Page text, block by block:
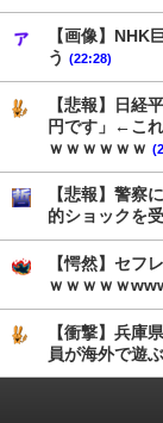
【画像】NHK
う (22:28)
【悲報】日経
円です」←こ
ｗｗｗｗｗｗ
【悲報】警察
的ショックを
【愕然】セフ
ｗｗｗｗｗ
【衝撃】兵庫
員が海外で遊